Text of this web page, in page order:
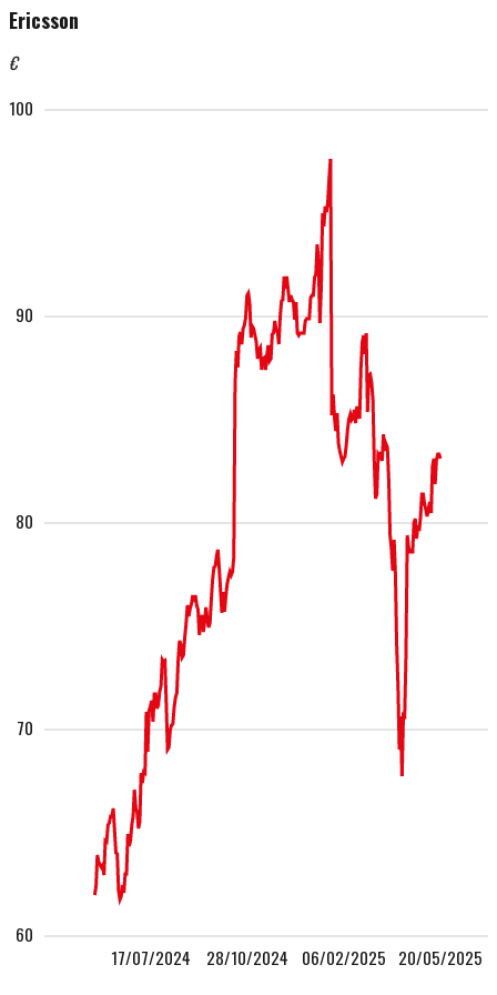
Ericsson
€
20/05/2025
06/02/2025
28/10/2024
17/07/2024
60
70
80
90
100